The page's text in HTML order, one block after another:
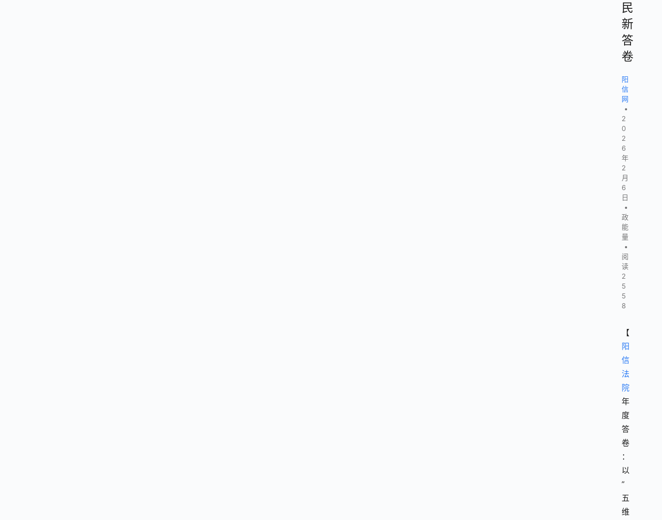
民
新
答
卷
阳
信
网
•
2
0
2
6
年
2
月
6
日
•
政
能
量
•
阅
读
2
5
5
8
【
阳
信
法
院
年
度
答
卷
：
以
”
五
维